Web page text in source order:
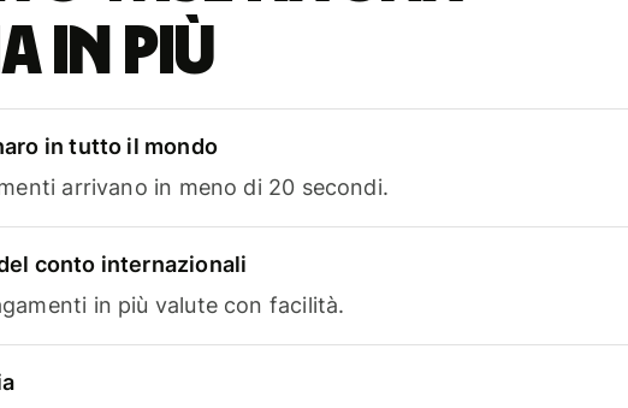
in più
in tutto il mondo
arrivano in meno di 20 secondi.
conto internazionali
in più valute con facilità.